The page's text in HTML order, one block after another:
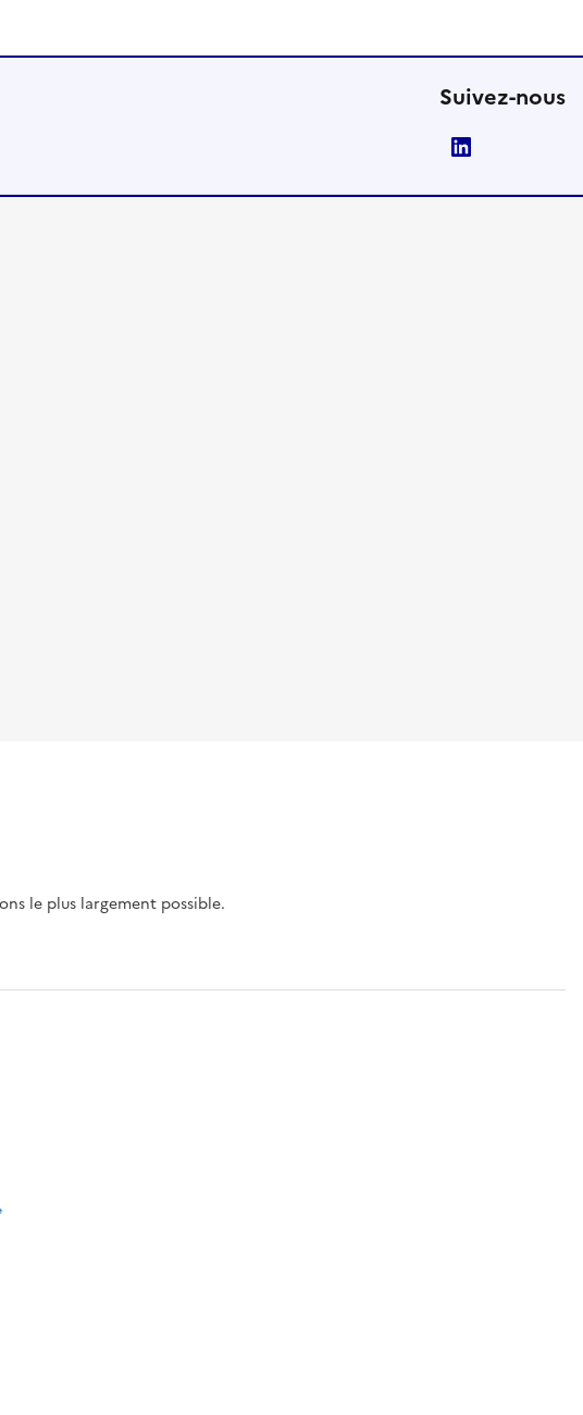
Suivez-nous
le plus largement possible.